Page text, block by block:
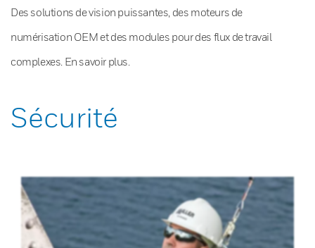
Des solutions de vision puissantes, des moteurs de
numérisation OEM et des modules pour des flux de travail
complexes. En savoir plus.
Sécurité